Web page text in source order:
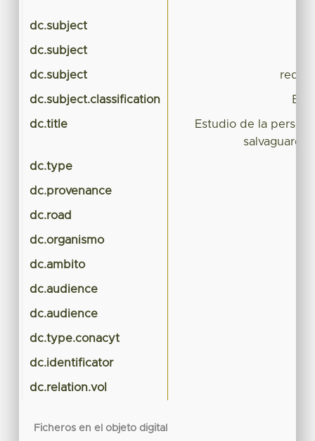
dc.subject
dc.subject
dc.subject redes
dc.subject.classification
dc.title
Estudio de la
dc.type
dc.provenance
dc.road
dc.organismo
dc.ambito
dc.audience
dc.audience
dc.type.conacyt
dc.identificator
dc.relation.vol
Ficheros en el objeto digital